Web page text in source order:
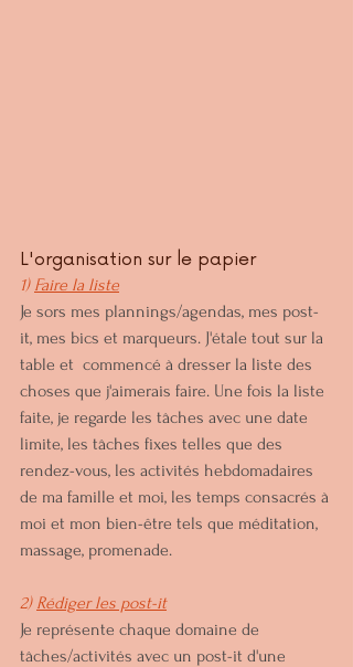
L'organisation sur le papier
1) Faire la liste
Je sors mes plannings/agendas, mes post-
it, mes bics et marqueurs. J'étale tout sur la
table et  commencé à dresser la liste des
choses que j'aimerais faire. Une fois la liste
faite, je regarde les tâches avec une date
limite, les tâches fixes telles que des
rendez-vous, les activités hebdomadaires
de ma famille et moi, les temps consacrés à
moi et mon bien-être tels que méditation,
massage, promenade.
2) Rédiger les post-it
Je représente chaque domaine de
tâches/activités avec un post-it d'une